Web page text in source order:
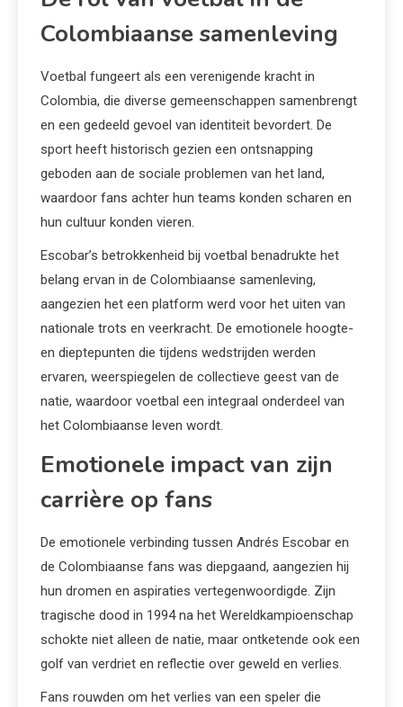
Colombiaanse samenleving
Voetbal fungeert als een verenigende kracht in
Colombia, die diverse gemeenschappen samenbrengt
en een gedeeld gevoel van identiteit bevordert. De
sport heeft historisch gezien een ontsnapping
geboden aan de sociale problemen van het land,
waardoor fans achter hun teams konden scharen en
hun cultuur konden vieren.
Escobar’s betrokkenheid bij voetbal benadrukte het
belang ervan in de Colombiaanse samenleving,
aangezien het een platform werd voor het uiten van
nationale trots en veerkracht. De emotionele hoogte-
en dieptepunten die tijdens wedstrijden werden
ervaren, weerspiegelen de collectieve geest van de
natie, waardoor voetbal een integraal onderdeel van
het Colombiaanse leven wordt.
Emotionele impact van zijn
carrière op fans
De emotionele verbinding tussen Andrés Escobar en
de Colombiaanse fans was diepgaand, aangezien hij
hun dromen en aspiraties vertegenwoordigde. Zijn
tragische dood in 1994 na het Wereldkampioenschap
schokte niet alleen de natie, maar ontketende ook een
golf van verdriet en reflectie over geweld en verlies.
Fans rouwden om het verlies van een speler die